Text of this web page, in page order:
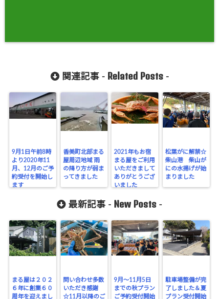
関連記事 - Related Posts-
9月1日午前8時
より2020年11
月、12月のご予
約受付を開始し
ます
香美町北部まる
屋周辺地域 雨
の降り方が弱ま
ってきました
2021年もお宿
まる屋をご利用
いただきまして
ありがとうござ
いました
松葉がに解禁☆
柴山港 柴山が
にの水揚げが始
まりました
最新記事 - New Posts -
まる屋は２０２
６年に創業６０
周年を迎えまし
問い合わせ多数
いただき感謝
☆11月以降のご
9月～11月5日
までの秋プラン
ご予約受付開始
駐車場整備が完
了しました＆夏
プラン受付開始